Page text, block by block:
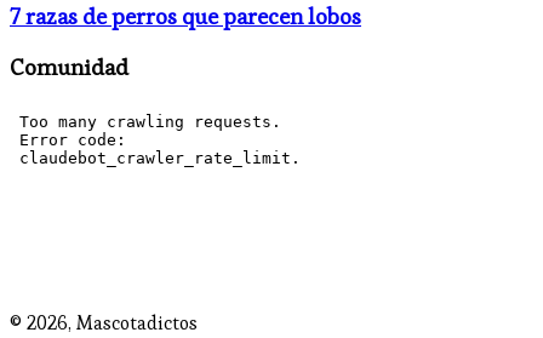
7 razas de perros que parecen lobos
Comunidad
© 2026, Mascotadictos